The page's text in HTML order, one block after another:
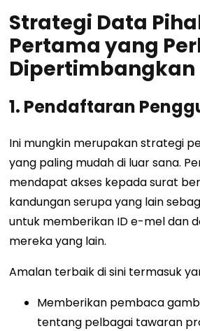
Strategi Data
Pertama yang
Dipertimbangkan
1. Pendaftaran
Ini mungkin merupakan strategi
yang paling mudah di luar sana.
mendapat akses kepada surat
kandungan serupa yang lain
untuk memberikan ID e-mel dan
mereka yang lain.
Amalan terbaik di sini termasuk
Memberikan pembaca
tentang pelbagai tawaran